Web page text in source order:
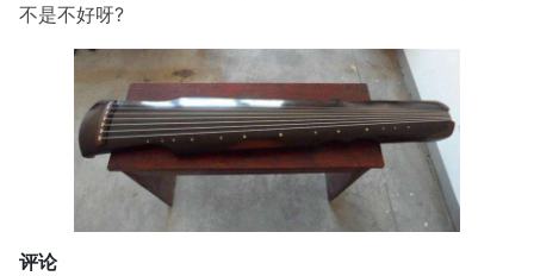
不是不好呀?
评论